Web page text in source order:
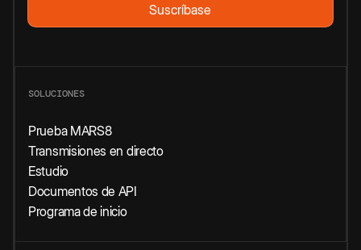
SOLUCIONES
Prueba MARS8
Transmisiones en directo
Estudio
Documentos de API
Programa de inicio